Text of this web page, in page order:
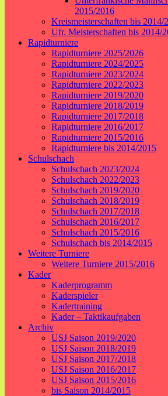
2015/2016
Kreismeisterschaften bis 2014/
Ufr. Meisterschaften bis 2014/
Rapidturniere
Rapidturniere 2025/2026
Rapidturniere 2024/2025
Rapidturniere 2023/2024
Rapidturniere 2022/2023
Rapidturniere 2019/2020
Rapidturniere 2018/2019
Rapidturniere 2017/2018
Rapidturniere 2016/2017
Rapidturniere 2015/2016
Rapidturniere bis 2014/2015
Schulschach
Schulschach 2023/2024
Schulschach 2022/2023
Schulschach 2019/2020
Schulschach 2018/2019
Schulschach 2017/2018
Schulschach 2016/2017
Schulschach 2015/2016
Schulschach bis 2014/2015
Weitere Turniere
Weitere Turniere 2015/2016
Kader
Kaderprogramm
Kaderspieler
Kadertraining
Kader – Taktikaufgaben
Archiv
USJ Saison 2019/2020
USJ Saison 2018/2019
USJ Saison 2017/2018
USJ Saison 2016/2017
USJ Saison 2015/2016
bis Saison 2014/2015